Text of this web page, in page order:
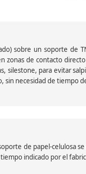
sobre un soporte de
zonas de contacto
silestone, para evitar
sin necesidad de tiempo
de papel-celulosa
indicado por el